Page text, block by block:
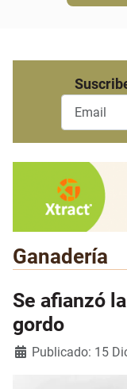
Ganadería
Se afianzó
gordo
Detalles
Publicado: 15